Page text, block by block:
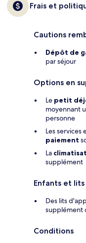
Frais et
Cautions
Dépôt de
par séjour
Options en
Le petit
moyennant
personne
Les services
paiement
La
supplément
Enfants et
Des lits
supplément
Conditions